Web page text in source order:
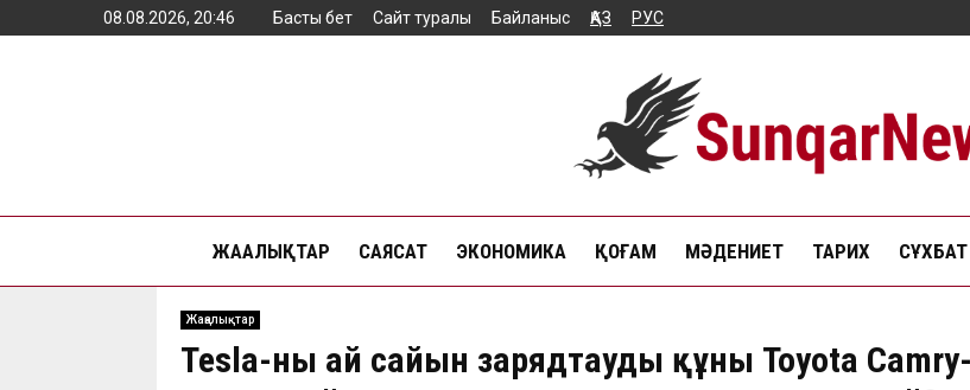
08.08.2026, 20:46 Басты бет Сайт туралы Байланыс ҚАЗ РУС
ЖАҢАЛЫҚТАР САЯСАТ ЭКОНОМИКА ҚОҒАМ МӘДЕНИЕТ ТАРИХ СҰХБАТ
Жаңалықтар
Tesla-ны ай сайын зарядтаудың құны Toyota Camry-